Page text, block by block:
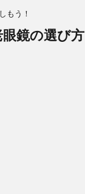
もう！
鏡の選び方